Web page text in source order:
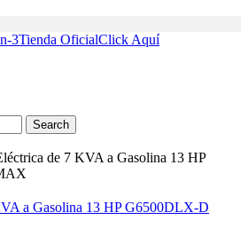
Tienda OficialClick Aquí
Search
de 7 KVA a Gasolina 13 HP